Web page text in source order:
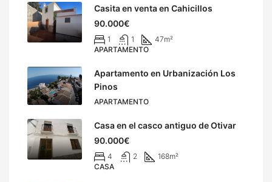
Casita en venta en Cahicillos
90.000€
1 1 47m²
APARTAMENTO
Apartamento en Urbanización Los
Pinos
APARTAMENTO
Casa en el casco antiguo de Otivar
90.000€
4 2 168m²
CASA